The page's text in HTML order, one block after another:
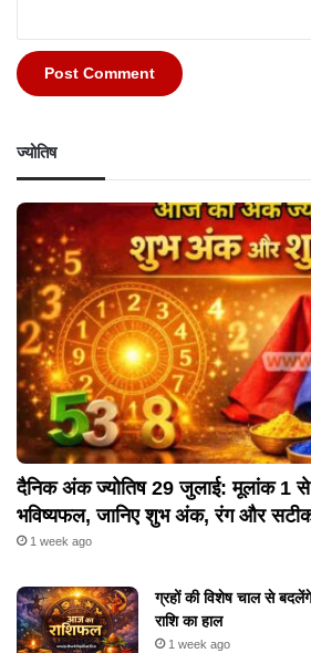
ज्योतिष
दैनिक अंक ज्योतिष 29 जुलाई: मूलांक 1
भविष्यफल, जानिए शुभ अंक, रंग और
1 week ago
ग्रहों की विशेष चाल से
राशि का हाल
1 week ago